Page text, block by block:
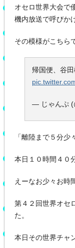
オセロ世界大会で
機内放送で呼びか
その模様がこちら
帰国便、谷
— じゃんぷ
「離陸まで５分少
本日１０時間４０
えーなお少々お時
第４２回世界オセ
た。
本日その世界チャ